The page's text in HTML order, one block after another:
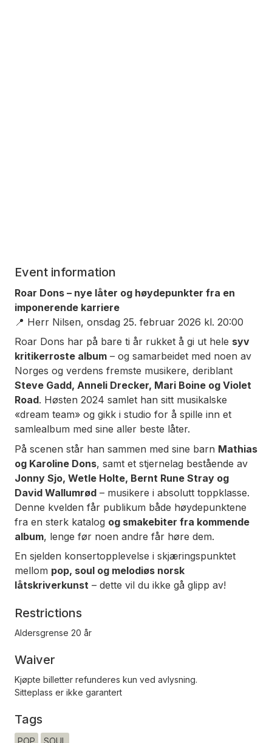
Event information
Roar Dons – nye låter og høydepunkter fra en
imponerende karriere
📍 Herr Nilsen, onsdag 25. februar 2026 kl. 20:00
Roar Dons har på bare ti år rukket å gi ut hele syv
kritikerroste album – og samarbeidet med noen av
Norges og verdens fremste musikere, deriblant
Steve Gadd, Anneli Drecker, Mari Boine og Violet
Road. Høsten 2024 samlet han sitt musikalske
«dream team» og gikk i studio for å spille inn et
samlealbum med sine aller beste låter.
På scenen står han sammen med sine barn Mathias
og Karoline Dons, samt et stjernelag bestående av
Jonny Sjo, Wetle Holte, Bernt Rune Stray og
David Wallumrød – musikere i absolutt toppklasse.
Denne kvelden får publikum både høydepunktene
fra en sterk katalog og smakebiter fra kommende
album, lenge før noen andre får høre dem.
En sjelden konsertopplevelse i skjæringspunktet
mellom pop, soul og melodiøs norsk
låtskriverkunst – dette vil du ikke gå glipp av!
Restrictions
Aldersgrense 20 år
Waiver
Kjøpte billetter refunderes kun ved avlysning.
Sitteplass er ikke garantert
Tags